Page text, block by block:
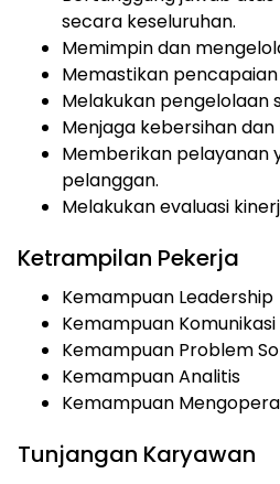
secara keseluruhan.
Memimpin dan
Memastikan
Melakukan pengelolaan
Menjaga kebersihan
Memberikan pelayanan
pelanggan.
Melakukan evaluasi
Ketrampilan Pekerja
Kemampuan Leadership
Kemampuan Komunikasi
Kemampuan Problem
Kemampuan Analitis
Kemampuan
Tunjangan Karyawan